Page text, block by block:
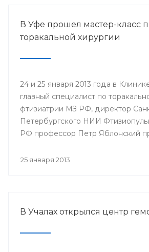
В Уфе прошел мастер-класс
торакальной хирургии
24 и 25 января 2013 года в
главный специалист по
фтизиатрии МЗ РФ, директор
Петербургского НИИ
РФ профессор Петр Яблонский
доступы в торакальной
ординаторы, интерны и студенты
25 января 2013
В Учалах открылся центр